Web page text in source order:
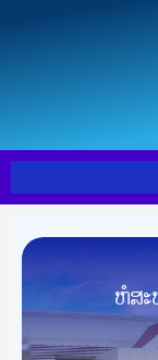
ຫໍສະ